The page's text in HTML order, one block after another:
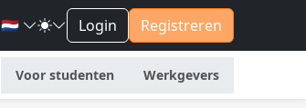
🇳🇱 Login Registreren
Voor studenten Werkgevers